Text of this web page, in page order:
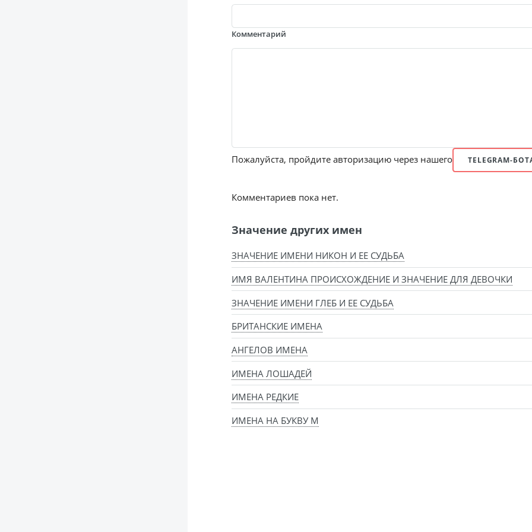
Комментарий
Пожалуйста, пройдите авторизацию через нашего TELEGRAM-
Комментариев пока нет.
Значение других имен
ЗНАЧЕНИЕ ИМЕНИ НИКОН И ЕЕ СУДЬБА
ИМЯ ВАЛЕНТИНА ПРОИСХОЖДЕНИЕ И ЗНАЧЕНИЕ ДЛЯ ДЕВОЧКИ
ЗНАЧЕНИЕ ИМЕНИ ГЛЕБ И ЕЕ СУДЬБА
БРИТАНСКИЕ ИМЕНА
АНГЕЛОВ ИМЕНА
ИМЕНА ЛОШАДЕЙ
ИМЕНА РЕДКИЕ
ИМЕНА НА БУКВУ М